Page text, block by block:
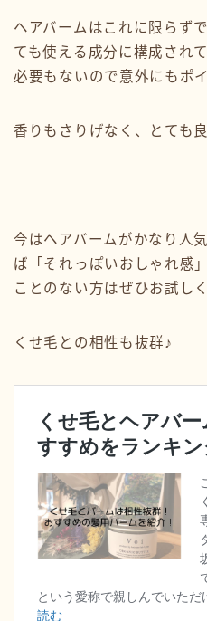
ヘアバームはこれに限らず
ても使える成分に構成され
必要もないので意外にもポ
香りもさりげなく、とても
今はヘアバームがかなり人
ば「それっぽいおしゃれ感
ことのない方はぜひお試し
くせ毛との相性も抜群♪